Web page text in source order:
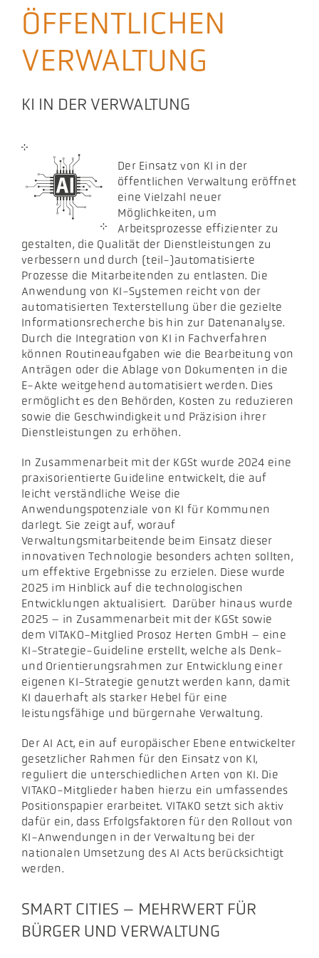
Aktuelles
Podcast
ÖFFENTLICHEN
VERWALTUNG
KI IN DER VERWALTUNG
Der Einsatz von KI in der
öffentlichen Verwaltung eröffnet
eine Vielzahl neuer
Möglichkeiten, um
Arbeitsprozesse effizienter zu
gestalten, die Qualität der Dienstleistungen zu
verbessern und durch (teil-)automatisierte
Prozesse die Mitarbeitenden zu entlasten. Die
Anwendung von KI-Systemen reicht von der
automatisierten Texterstellung über die gezielte
Informationsrecherche bis hin zur Datenanalyse.
Durch die Integration von KI in Fachverfahren
können Routineaufgaben wie die Bearbeitung von
Anträgen oder die Ablage von Dokumenten in die
E-Akte weitgehend automatisiert werden. Dies
ermöglicht es den Behörden, Kosten zu reduzieren
sowie die Geschwindigkeit und Präzision ihrer
Dienstleistungen zu erhöhen.
In Zusammenarbeit mit der KGSt wurde 2024 eine
praxisorientierte Guideline entwickelt, die auf
leicht verständliche Weise die
Anwendungspotenziale von KI für Kommunen
darlegt. Sie zeigt auf, worauf
Verwaltungsmitarbeitende beim Einsatz dieser
innovativen Technologie besonders achten sollten,
um effektive Ergebnisse zu erzielen. Diese wurde
2025 im Hinblick auf die technologischen
Entwicklungen aktualisiert. Darüber hinaus wurde
2025 – in Zusammenarbeit mit der KGSt sowie
dem VITAKO-Mitglied Prosoz Herten GmbH – eine
KI-Strategie-Guideline erstellt, welche als Denk-
und Orientierungsrahmen zur Entwicklung einer
eigenen KI-Strategie genutzt werden kann, damit
KI dauerhaft als starker Hebel für eine
leistungsfähige und bürgernahe Verwaltung.
Der AI Act, ein auf europäischer Ebene entwickelter
gesetzlicher Rahmen für den Einsatz von KI,
reguliert die unterschiedlichen Arten von KI. Die
VITAKO-Mitglieder haben hierzu ein umfassendes
Positionspapier erarbeitet. VITAKO setzt sich aktiv
dafür ein, dass Erfolgsfaktoren für den Rollout von
KI-Anwendungen in der Verwaltung bei der
nationalen Umsetzung des AI Acts berücksichtigt
werden.
SMART CITIES – MEHRWERT FÜR
BÜRGER UND VERWALTUNG